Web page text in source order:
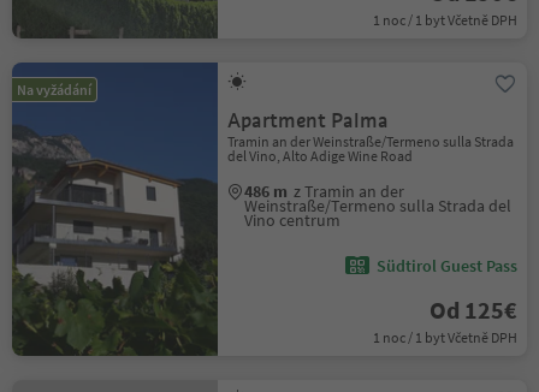
1 noc / 1 byt Včetně DPH
Na vyžádání
Apartment Palma
Tramin an der Weinstraße/Termeno sulla Strada
del Vino, Alto Adige Wine Road
486 m z Tramin an der
Weinstraße/Termeno sulla Strada del
Vino centrum
Südtirol Guest Pass
Od 125€
1 noc / 1 byt Včetně DPH